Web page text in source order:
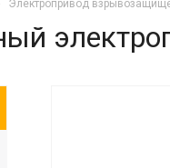
Электропривод